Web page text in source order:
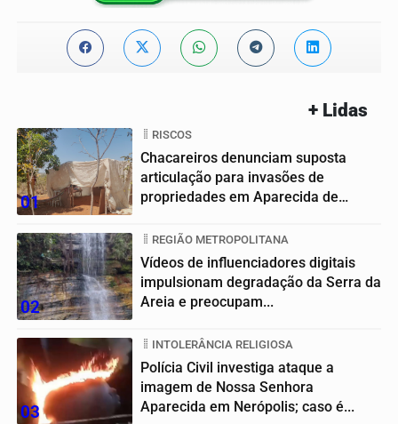
+ Lidas
01
RISCOS
Chacareiros denunciam suposta
articulação para invasões de
propriedades em Aparecida de
02
REGIÃO METROPOLITANA
Vídeos de influenciadores digitais
impulsionam degradação da Serra da
Areia e preocupam...
03
INTOLERÂNCIA RELIGIOSA
Polícia Civil investiga ataque a
imagem de Nossa Senhora
Aparecida em Nerópolis; caso é...